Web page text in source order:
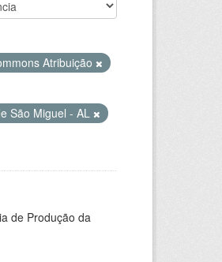
Atribuição
São Miguel - AL
de Produção da